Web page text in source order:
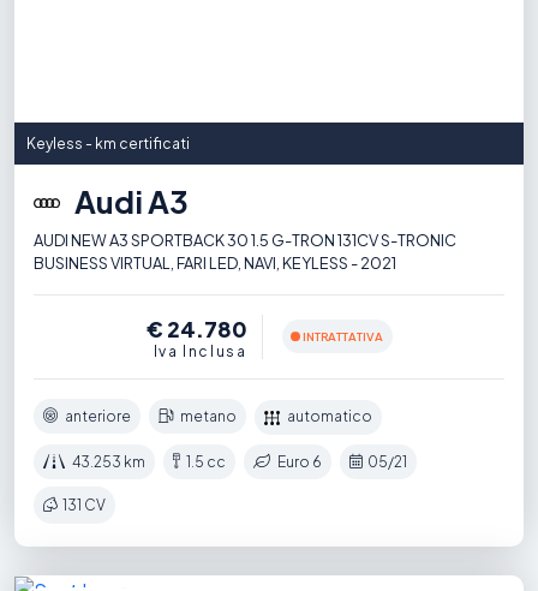
Keyless - km certificati
Audi A3
AUDI NEW A3 SPORTBACK 30 1.5 G-TRON 131CV S-TRONIC
BUSINESS VIRTUAL, FARI LED, NAVI, KEYLESS - 2021
anteriore metano automatico
43.253 km 1.5 cc Euro 6 05/21
131 CV
€ 24.780
Iva Inclusa
INTRATTATIVA